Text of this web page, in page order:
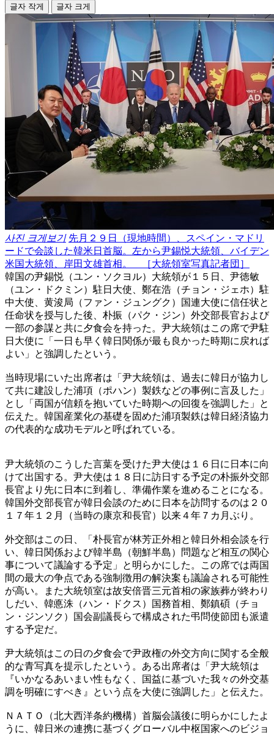
글자 작게 글자 크게
사진 크게보기 先月２９日（現地時間）、スペイン・マドリ
ードで会談した韓米日首脳。左から尹錫悦大統領、バイデン
米国大統領、岸田文雄首相。 ［大統領室写真記者団］
韓国の尹錫悦（ユン・ソクヨル）大統領が１５日、尹徳敏
（ユン・ドクミン）駐日大使、鄭在浩（チョン・ジェホ）駐
中大使、黄浚局（ファン・ジュングク）国連大使に信任状と
任命状を授与した後、朴振（パク・ジン）外交部長官および
一部の参謀と共に夕食会を持った。尹大統領はこの席で尹駐
日大使に「一日も早く韓日関係が最も良かった時期に戻れば
よい」と強調したという。
当時現場にいた出席者は「尹大統領は、過去に韓日が協力し
て共に建設した浦項（ポハン）製鉄などの事例に言及した」
とし「両国が信頼を抱いていた時期への回復を強調した」と
伝えた。韓国産業化の基礎を固めた浦項製鉄は韓日経済協力
の代表的な成功モデルと呼ばれている。
尹大統領のこうした言葉を受けた尹大使は１６日に日本に向
けて出国する。尹大使は１８日に訪日する予定の朴振外交部
長官より先に日本に到着し、準備作業を進めることになる。
韓国外交部長官が韓日会談のために日本を訪問するのは２０
１７年１２月（当時の康京和長官）以来４年７カ月ぶり。
外交部はこの日、「朴長官が林芳正外相と韓日外相会談を行
い、韓日関係および韓半島（朝鮮半島）問題など相互の関心
事について議論する予定」と明らかにした。この席では両国
間の最大の争点である強制徴用の解決案も議論される可能性
が高い。また大統領室は故安倍晋三元首相の家族葬が終わり
しだい、韓悳洙（ハン・ドクス）国務首相、鄭鎮碩（チョ
ン・ジンソク）国会副議長らで構成された弔問使節団も派遣
する予定だ。
尹大統領はこの日の夕食会で尹政権の外交方向に関する全般
的な青写真を提示したという。ある出席者は「尹大統領は
『いかなるあいまい性もなく、国益に基づいた我々の外交基
調を明確にすべき』という点を大使に強調した」と伝えた。
ＮＡＴＯ（北大西洋条約機構）首脳会議後に明らかにしたよ
うに、韓日米の連携に基づくグローバル中枢国家へのビジョ